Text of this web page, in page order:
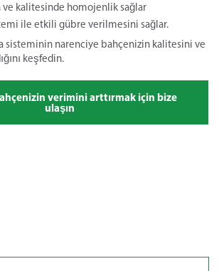
kalitesinde homojenlik sağlar
ile etkili gübre verilmesini sağlar.
sisteminin narenciye bahçenizin kalitesini ve
keşfedin.
verimini arttırmak için bize
ulaşın